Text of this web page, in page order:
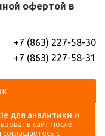
офертой в
+7 (863) 227-58-30
+7 (863) 227-58-31
для аналитики и
сайт после
с